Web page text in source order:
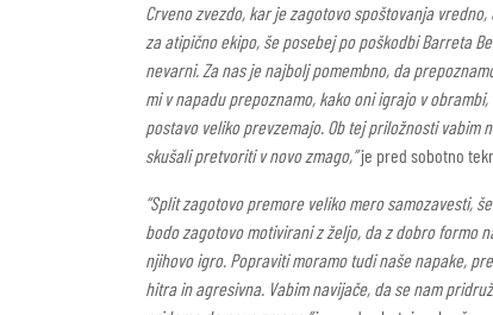
Crveno zvezdo, kar je zagotovo spoštovanja
za atipično ekipo, še posebej po poškodbi Barreta
nevarni. Za nas je najbolj pomembno, da
mi v napadu prepoznamo, kako oni igrajo v
postavo veliko prevzemajo. Ob tej priložnosti vabim
skušali pretvoriti v novo zmago,”je pred sobotno
“Split zagotovo premore veliko mero samozavesti,
bodo zagotovo motivirani z željo, da z dobro formo
njihovo igro. Popraviti moramo tudi naše napake,
hitra in agresivna. Vabim navijače, da se nam